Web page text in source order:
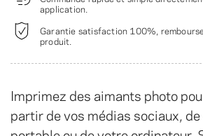
Imprimez des aimants photo
partir de vos médias sociaux,
application.
Garantie satisfaction 100%,
produit.